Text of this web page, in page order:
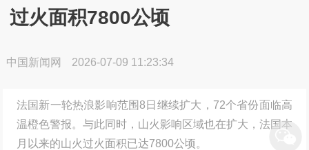
过火面积7800公顷
中国新闻网 2026-07-09 11:23:34
法国新一轮热浪影响范围8日继续扩大，72个省份面临高
温橙色警报。与此同时，山火影响区域也在扩大，法国本
月以来的山火过火面积已达7800公顷。